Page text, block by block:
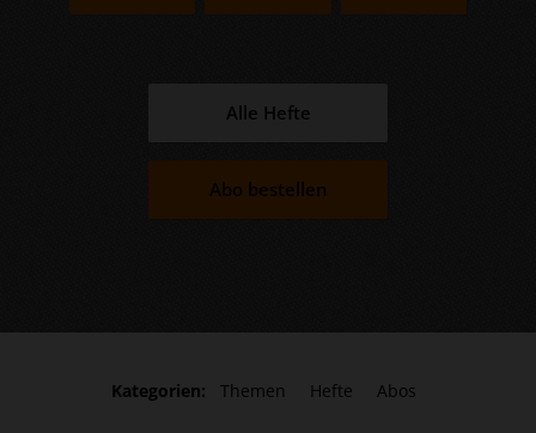
Alle Hefte
Abo bestellen
Kategorien: Themen Hefte Abos